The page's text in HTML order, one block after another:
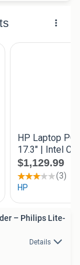
– Philips Lite-
Details